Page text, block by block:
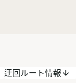
迂回ルート情報